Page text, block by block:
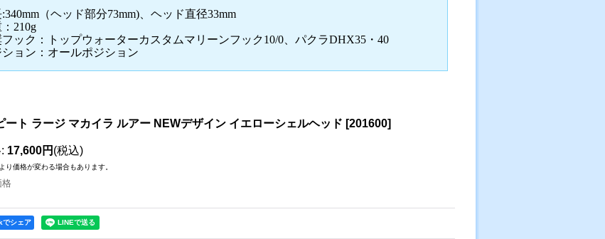
（ヘッド部分73mm)、ヘッド直径33mm
210g
ック：トップウォーターカスタムマリーンフック10/0、パクラDHX35・40
ョン：オールポジション
ート ラージ マカイラ ルアー NEWデザイン イエローシェルヘッド [201600]
: 17,600円 (税込)
り価格が変わる場合もあります。
格
でシェア